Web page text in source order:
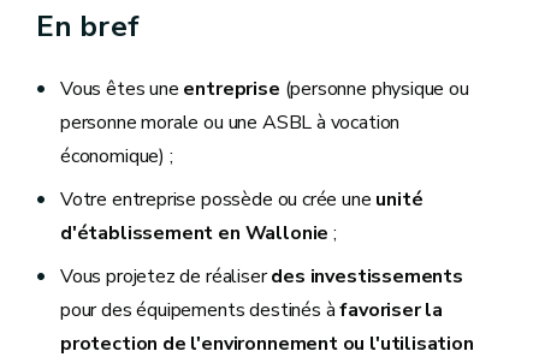
En bref
Vous êtes une entreprise (personne physique ou
personne morale ou une ASBL à vocation
économique) ;
Votre entreprise possède ou crée une unité
d'établissement en Wallonie ;
Vous projetez de réaliserdes investissements
pour des équipements destinés àfavoriser la
protection de l'environnement ou l'utilisation